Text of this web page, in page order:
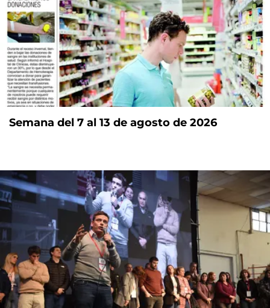
Semana del 7 al 13 de agosto de 2026